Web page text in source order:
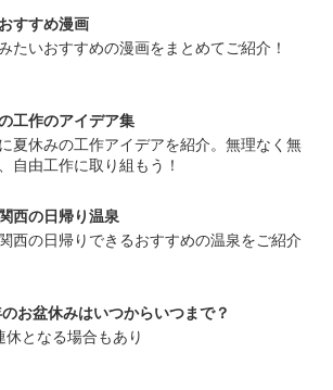
すすめ漫画
たいおすすめの漫画をまとめてご紹介！
工作のアイデア集
夏休みの工作アイデアを紹介。無理なく無
自由工作に取り組もう！
西の日帰り温泉
西の日帰りできるおすすめの温泉をご紹介
お盆休みはいつからいつまで？
休となる場合もあり